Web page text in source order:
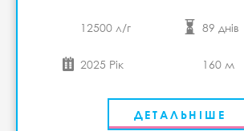
12500 л/г 89 днів
2025 Рік 160 м
ДЕТАЛЬНІШЕ